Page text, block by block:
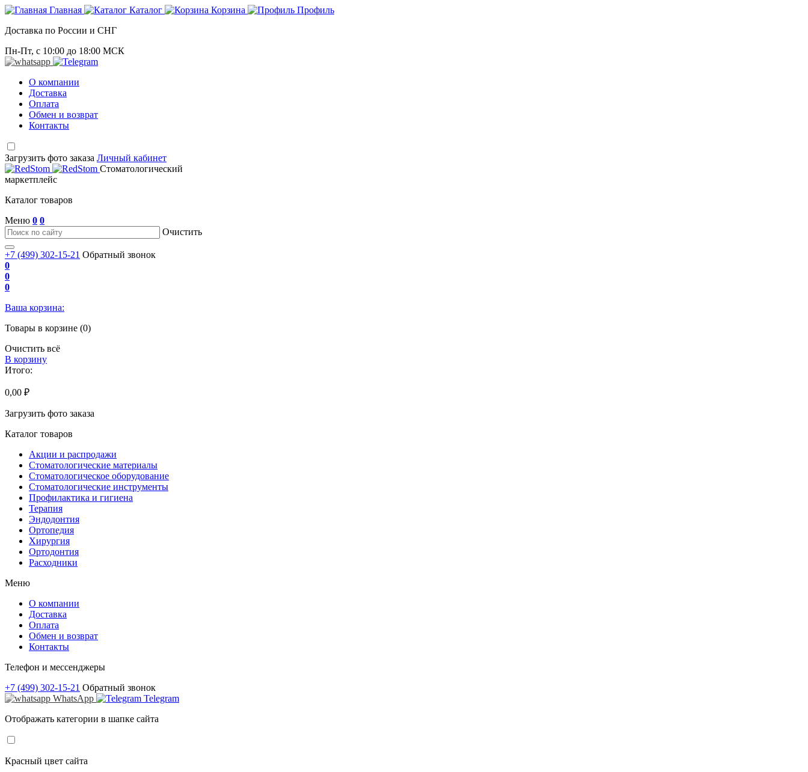
Главная Каталог Корзина
Профиль
Доставка по России и СНГ
Пн-Пт, с 10:00 до 18:00 МСК
О компании
Доставка
Оплата
Обмен и возврат
Контакты
Загрузить фото заказа Личный кабинет
Стоматологический
маркетплейс
Каталог товаров
Меню 0 0
Очистить
+7 (499) 302-15-21 Обратный звонок
0
0
0
Ваша корзина:
Товары в корзине (0)
Очистить всё
В корзину
Итого:
0,00 ₽
Загрузить фото заказа
Каталог товаров
Акции и распродажи
Стоматологические материалы
Стоматологическое оборудование
Стоматологические инструменты
Профилактика и гигиена
Терапия
Эндодонтия
Ортопедия
Хирургия
Ортодонтия
Расходники
Меню
О компании
Доставка
Оплата
Обмен и возврат
Контакты
Телефон и мессенджеры
+7 (499) 302-15-21 Обратный звонок
WhatsApp
Telegram
Отображать категории в шапке сайта
Красный цвет сайта